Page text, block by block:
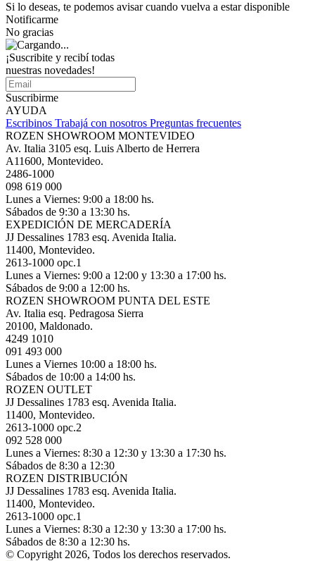
Si lo deseas, te podemos avisar cuando vuelva a estar disponible
Notificarme
No gracias
¡Suscribite y recibí todas
nuestras novedades!
Suscribirme
AYUDA
Escribinos Trabajá con nosotros Preguntas frecuentes
ROZEN SHOWROOM MONTEVIDEO
Av. Italia 3105 esq. Luis Alberto de Herrera
A11600, Montevideo.
2486-1000
098 619 000
Lunes a Viernes: 9:00 a 18:00 hs.
Sábados de 9:30 a 13:30 hs.
EXPEDICIÓN DE MERCADERÍA
JJ Dessalines 1783 esq. Avenida Italia.
11400, Montevideo.
2613-1000 opc.1
Lunes a Viernes: 9:00 a 12:00 y 13:30 a 17:00 hs.
Sábados de 9:00 a 12:00 hs.
ROZEN SHOWROOM PUNTA DEL ESTE
Av. Italia esq. Pedragosa Sierra
20100, Maldonado.
4249 1010
091 493 000
Lunes a Viernes 10:00 a 18:00 hs.
Sábados de 10:00 a 14:00 hs.
ROZEN OUTLET
JJ Dessalines 1783 esq. Avenida Italia.
11400, Montevideo.
2613-1000 opc.2
092 528 000
Lunes a Viernes: 8:30 a 12:30 y 13:30 a 17:30 hs.
Sábados de 8:30 a 12:30
ROZEN DISTRIBUCIÓN
JJ Dessalines 1783 esq. Avenida Italia.
11400, Montevideo.
2613-1000 opc.1
Lunes a Viernes: 8:30 a 12:30 y 13:30 a 17:00 hs.
Sábados de 8:30 a 12:30 hs.
© Copyright 2026, Todos los derechos reservados.